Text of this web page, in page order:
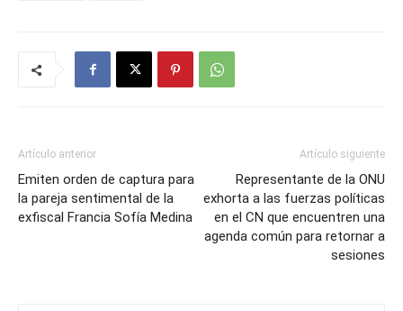
Artículo anterior
Emiten orden de captura para
la pareja sentimental de la
exfiscal Francia Sofía Medina
Artículo siguiente
Representante de la ONU
exhorta a las fuerzas políticas
en el CN que encuentren una
agenda común para retornar a
sesiones